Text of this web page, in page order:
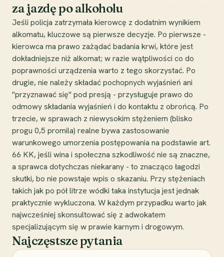
za jazdę po alkoholu
Jeśli policja zatrzymała kierowcę z dodatnim wynikiem
alkomatu, kluczowe są pierwsze decyzje. Po pierwsze -
kierowca ma prawo zażądać badania krwi, które jest
dokładniejsze niż alkomat; w razie wątpliwości co do
poprawności urządzenia warto z tego skorzystać. Po
drugie, nie należy składać pochopnych wyjaśnień ani
"przyznawać się" pod presją - przysługuje prawo do
odmowy składania wyjaśnień i do kontaktu z obrońcą. Po
trzecie, w sprawach z niewysokim stężeniem (blisko
progu 0,5 promila) realne bywa zastosowanie
warunkowego umorzenia postępowania na podstawie art.
66 KK, jeśli wina i społeczna szkodliwość nie są znaczne,
a sprawca dotychczas niekarany - to znacząco łagodzi
skutki, bo nie powstaje wpis o skazaniu. Przy stężeniach
takich jak po pół litrze wódki taka instytucja jest jednak
praktycznie wykluczona. W każdym przypadku warto jak
najwcześniej skonsultować się z adwokatem
specjalizującym się w prawie karnym i drogowym.
Najczęstsze pytania